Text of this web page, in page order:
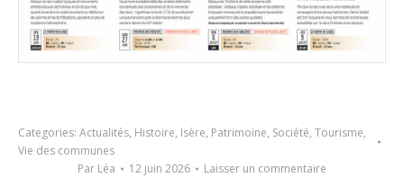
Categories: Actualités, Histoire, Isère, Patrimoine, Société, Tourisme,
Vie des communes
Par Léa 12 juin 2026 Laisser un commentaire